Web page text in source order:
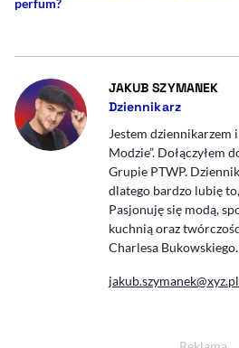
perfum?
JAKUB SZYMANEK-
Dziennikarz
Jestem dziennikarzem
Modzie”. Dołączyłem
Grupie PTWP.
dlatego bardzo lubię
Pasjonuję się modą,
kuchnią oraz
Charlesa Bukowskiego.
jakub.szymanek@xyz.pl